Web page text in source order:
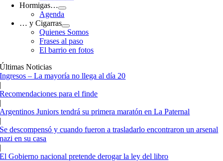
Hormigas…
Agenda
… y Cigarras
Quienes Somos
Frases al paso
El barrio en fotos
Últimas Noticias
Ingresos – La mayoría no llega al día 20
|
Recomendaciones para el finde
|
Argentinos Juniors tendrá su primera maratón en La Paternal
|
Se descompensó y cuando fueron a trasladarlo encontraron un arsenal
nazi en su casa
|
El Gobierno nacional pretende derogar la ley del libro